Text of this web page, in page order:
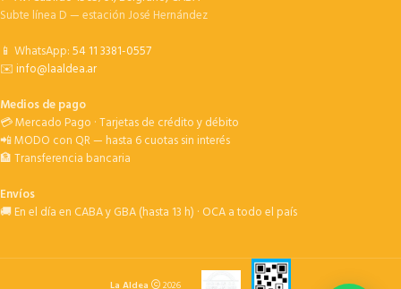
Subte línea D — estación José Hernández
📱 WhatsApp:54 11 3381-0557
✉️info@laaldea.ar
Medios de pago
💳 Mercado Pago · Tarjetas de crédito y débito
📲 MODO con QR — hasta 6 cuotas sin interés
🏦 Transferencia bancaria
Envíos
🚚 En el día en CABA y GBA (hasta 13 h) · OCA a todo el país
La Aldea 2026